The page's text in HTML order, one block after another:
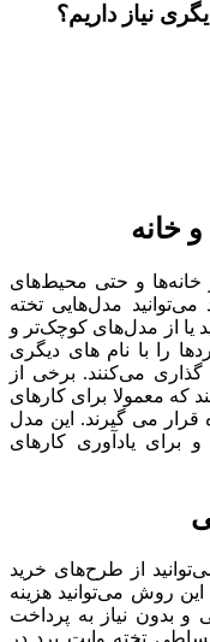
نیاز داریم؟
خانه
خانه‌ها و حتی محیط‌های
مدل‌هایی تخته
یا از مدل‌های کوچک‌تر و
را با نام های دیگری
گذاری می‌کنند. برخی از
که معمولا برای کارهای
قرار می گیرند. این مدل
و برای یادآوری کارهای
از طرح‌های خرید
روش می‌توانید هزینه
بدون نیاز به پرداخت
تخته وایت برد در